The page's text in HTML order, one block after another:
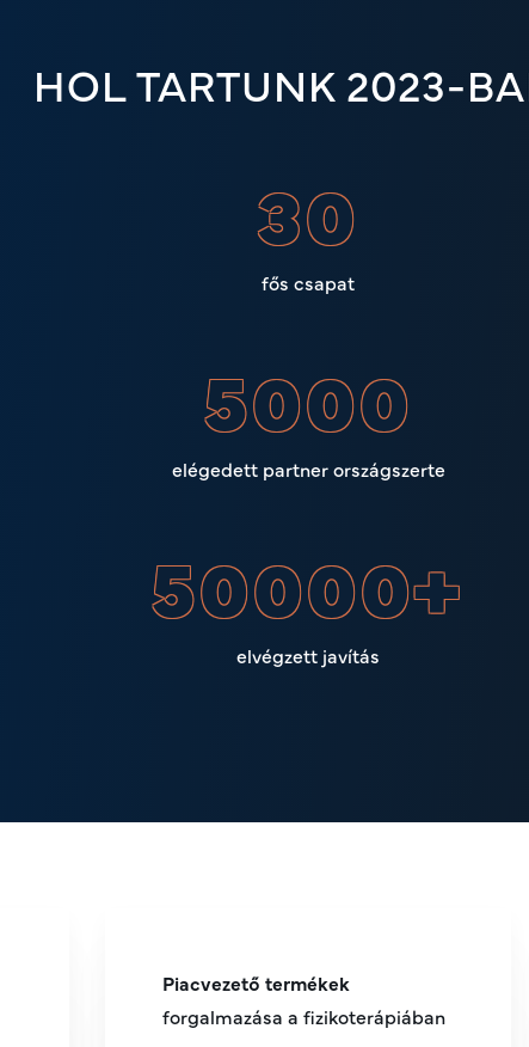
HOL TARTUNK 2023-
30
fős csapat
5000
elégedett partner országszerte
50000+
elvégzett javítás
Piacvezető termékek
forgalmazása a fizikoterápiában